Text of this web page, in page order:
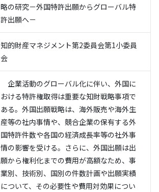
略の研究－外国特許出願からグローバル特
許出願へ－
知的財産マネジメント第2委員会第1小委員
会
企業活動のグローバル化に伴い、外国に
おける特許権取得は重要な知財戦略事項で
ある。外国出願戦略は、海外販売や海外生
産等の社内事情や、競合企業の保有する外
国特許件数や各国の経済成長率等の社外事
情の影響を受ける。さらに、外国出願は出
願から権利化までの費用が高額なため、事
業別、技術別、国別の件数計画や出願実績
について、その必要性や費用対効果につい